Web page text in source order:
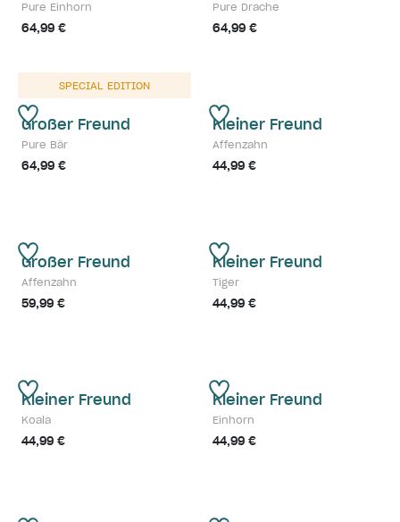
Pure Einhorn
64,99 €
Pure Drache
64,99 €
SPECIAL EDITION
Großer Freund
Pure Bär
64,99 €
Kleiner Freund
Affenzahn
44,99 €
Großer Freund
Affenzahn
59,99 €
Kleiner Freund
Tiger
44,99 €
Kleiner Freund
Koala
44,99 €
Kleiner Freund
Einhorn
44,99 €